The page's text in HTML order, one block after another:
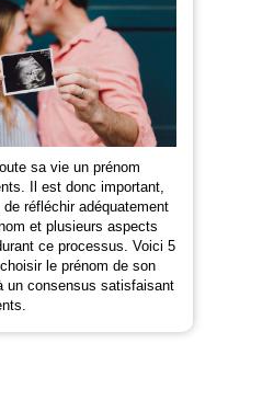
sa vie un prénom
Il est donc important,
réfléchir adéquatement
et plusieurs aspects
ce processus. Voici 5
le prénom de son
un consensus satisfaisant